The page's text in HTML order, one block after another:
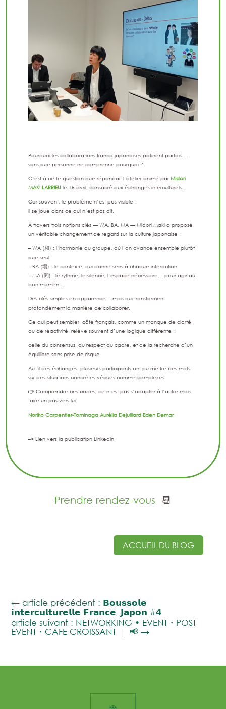
Pourquoi les collaborations franco-japonaises patinent parfois…
sans que personne ne comprenne pourquoi ?
C’est à cette question que répondait l’atelier animé par Midori
MAKI LARRIEU le 15 avril, consacré aux échanges interculturels.
Car souvent, le problème n’est pas visible.
Il se joue dans ce qui n’est pas dit.
À travers trois notions clés — WA, BA, MA — Midori Maki a proposé
un véritable changement de regard sur la culture japonaise :
– WA (和) : l’harmonie du groupe, où l’on avance ensemble plutôt
que seul
– BA (場) : le contexte, qui donne sens à chaque interaction
– MA (間) : le rythme, le silence, l’espace nécessaire… pour agir au
bon moment.
Des clés simples en apparence… mais qui transforment
profondément la manière de collaborer.
Ce qui peut sembler, côté français, comme un manque de clarté
ou de réactivité, relève souvent d’une logique différente :
celle du consensus, du respect du cadre, et de la recherche d’un
équilibre sans prise de risque.
Au fil des échanges, plusieurs participants ont pu mettre des mots
sur des situations concrètes vécues comme complexes.
👉 Comprendre ces codes, ce n’est pas s’adapter à l’autre mais
faire un pas vers lui.
Noriko Carpentier-Tominaga Aurélia Dejulliard Eden Demar
–> Lien vers la publication LinkedIn
Prendre rendez-vous 📆
ACCUEIL DU BLOG
← article précédent : 𝗕𝗼𝘂𝘀𝘀𝗼𝗹𝗲
𝗶𝗻𝘁𝗲𝗿𝗰𝘂𝗹𝘁𝘂𝗿𝗲𝗹𝗹𝗲 𝗙𝗿𝗮𝗻𝗰𝗲–𝗝𝗮𝗽𝗼𝗻 #𝟰
article suivant : NETWORKING • EVENT・POST
EVENT・CAFE CROISSANT ｜ 📢 →